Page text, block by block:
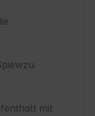
mit